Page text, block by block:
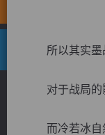
所以其实墨战
对于战局的影
而冷若冰自然